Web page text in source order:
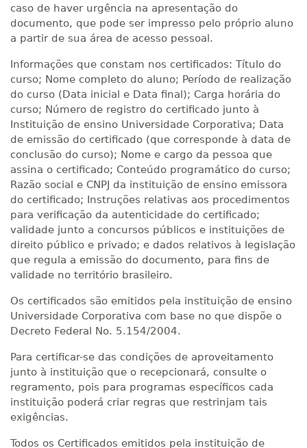
caso de haver urgência na apresentação do
documento, que pode ser impresso pelo próprio aluno
a partir de sua área de acesso pessoal.
Informações que constam nos certificados: Título do
curso; Nome completo do aluno; Período de realização
do curso (Data inicial e Data final); Carga horária do
curso; Número de registro do certificado junto à
Instituição de ensino Universidade Corporativa; Data
de emissão do certificado (que corresponde à data de
conclusão do curso); Nome e cargo da pessoa que
assina o certificado; Conteúdo programático do curso;
Razão social e CNPJ da instituição de ensino emissora
do certificado; Instruções relativas aos procedimentos
para verificação da autenticidade do certificado;
validade junto a concursos públicos e instituições de
direito público e privado; e dados relativos à legislação
que regula a emissão do documento, para fins de
validade no território brasileiro.
Os certificados são emitidos pela instituição de ensino
Universidade Corporativa com base no que dispõe o
Decreto Federal No. 5.154/2004.
Para certificar-se das condições de aproveitamento
junto à instituição que o recepcionará, consulte o
regramento, pois para programas específicos cada
instituição poderá criar regras que restrinjam tais
exigências.
Todos os Certificados emitidos pela instituição de